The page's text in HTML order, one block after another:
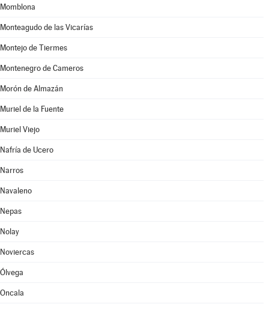
Momblona
Monteagudo de las Vicarías
Montejo de Tiermes
Montenegro de Cameros
Morón de Almazán
Muriel de la Fuente
Muriel Viejo
Nafría de Ucero
Narros
Navaleno
Nepas
Nolay
Noviercas
Ólvega
Oncala